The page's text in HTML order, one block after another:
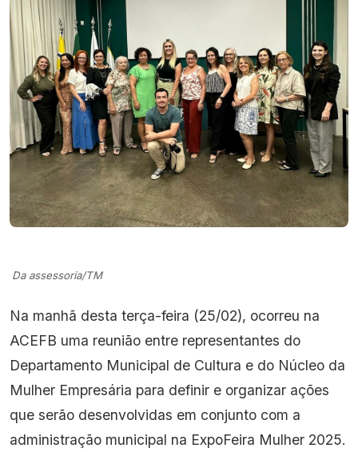
Da assessoria/TM
Na manhã desta terça-feira (25/02), ocorreu na
ACEFB uma reunião entre representantes do
Departamento Municipal de Cultura e do Núcleo da
Mulher Empresária para definir e organizar ações
que serão desenvolvidas em conjunto com a
administração municipal na ExpoFeira Mulher 2025.